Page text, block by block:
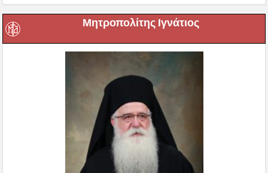
Μητροπολίτης Ιγνάτιος